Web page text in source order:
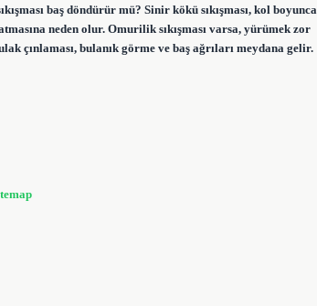
baş döndürür mü? Sinir kökü sıkışması, kol boyunca
neden olur. Omurilik sıkışması varsa, yürümek zor
çınlaması, bulanık görme ve baş ağrıları meydana gelir.